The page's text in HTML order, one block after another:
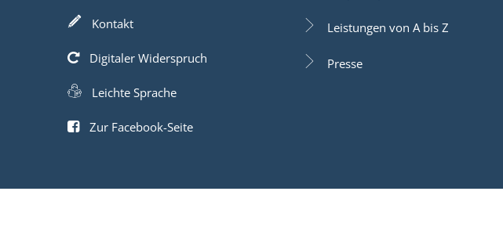
Kontakt
Digitaler Widerspruch
Leichte Sprache
Zur Facebook-Seite
Leistungen von A bis Z
Presse